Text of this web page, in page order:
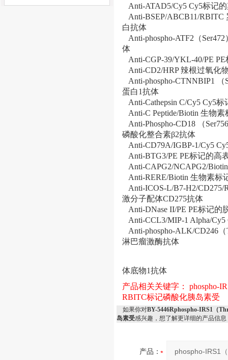
Anti-ATAD5/Cy5 Cy5标记
Anti-BSEP/ABCB11/RBITC
白抗体
Anti-phospho-ATF2（
体
Anti-CGP-39/YKL-40/PE
Anti-CD2/HRP 辣根过氧化
Anti-phospho-CTNNBIP1 （
蛋白1抗体
Anti-Cathepsin C/Cy5 Cy5
Anti-C Peptide/Biotin 生物
Anti-Phospho-CD18 （
磷酸化整合素β2抗体
Anti-CD79A/IGBP-1/Cy5
Anti-BTG3/PE PE标记的
Anti-CAPG2/NCAPG2/
Anti-RERE/Biotin 生物素
Anti-ICOS-L/B7-H2/
激分子配体CD275抗体
Anti-DNase II/PE PE标记
Anti-CCL3/MIP-1 Alpha/
Anti-phospho-ALK/CD246
淋巴瘤激酶抗体
体底物1抗体
产品相关关键字： phospho-
RBITC标记磷酸化胰岛素受
如果你对BY-5446Rphospho-IRS1（
岛素受感兴趣，想了解更详细的产品信
产品：